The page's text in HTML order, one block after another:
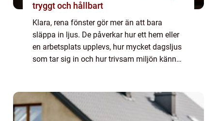
tryggt och hållbart
Klara, rena fönster gör mer än att bara
släppa in ljus. De påverkar hur ett hem eller
en arbetsplats upplevs, hur mycket dagsljus
som tar sig in och hur trivsam miljön känns.